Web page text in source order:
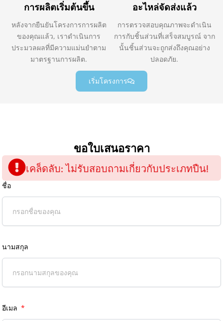
การผลิตเริ่มต้นขึ้น
หลังจากยืนยันโครงการการผลิต
ของคุณแล้ว, เราดำเนินการ
ประมวลผลที่มีความแม่นยำตาม
มาตรฐานการผลิต.
อะไหล่จัดส่งแล้ว
การตรวจสอบคุณภาพจะดำเนิน
การกับชิ้นส่วนที่เสร็จสมบูรณ์ จาก
นั้นชิ้นส่วนจะถูกส่งถึงคุณอย่าง
ปลอดภัย.
เริ่มโครงการ
ขอใบเสนอราคา
เคล็ดลับ: ไม่รับสอบถามเกี่ยวกับประเภทปืน!
ชื่อ
นามสกุล
อีเมล